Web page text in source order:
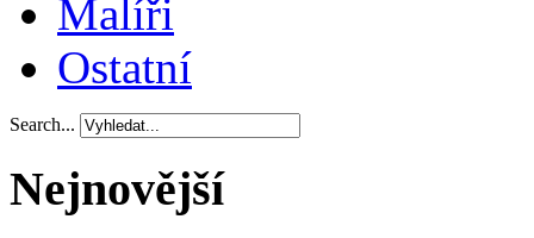
Malíři
Ostatní
Search...
Nejnovější